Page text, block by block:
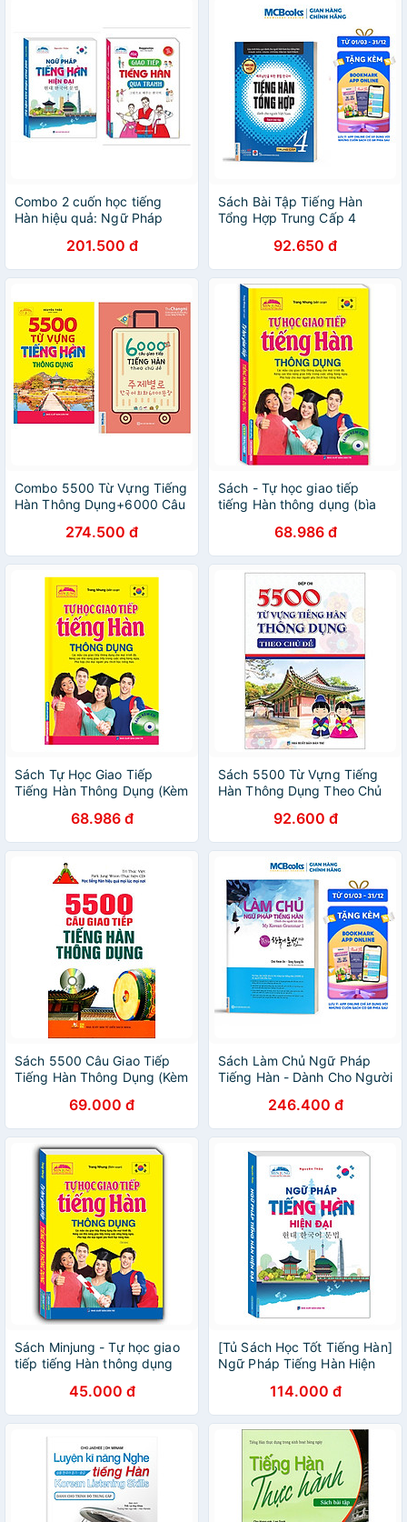
Combo 2 cuốn học tiếng
Hàn hiệu quả: Ngữ Pháp
Giao Tiếp Tiếng Hàn Qua
Tranh
201.500 đ
Sách Bài Tập Tiếng Hàn
Tổng Hợp Trung Cấp 4
92.650 đ
Combo 5500 Từ Vựng Tiếng
Hàn Thông Dụng+6000 Câu
274.500 đ
Sách - Tự học giao tiếp
tiếng Hàn thông dụng (bìa
68.986 đ
Sách Tự Học Giao Tiếp
Tiếng Hàn Thông Dụng (Kèm
68.986 đ
Sách 5500 Từ Vựng Tiếng
Hàn Thông Dụng Theo Chủ
92.600 đ
Sách 5500 Câu Giao Tiếp
Tiếng Hàn Thông Dụng (Kèm
69.000 đ
Sách Làm Chủ Ngữ Pháp
Tiếng Hàn - Dành Cho Người
246.400 đ
Sách Minjung - Tự học giao
tiếp tiếng Hàn thông dụng
45.000 đ
[Tủ Sách Học Tốt Tiếng Hàn]
Ngữ Pháp Tiếng Hàn Hiện
Tiếng Hàn Hiệu Qủa / Tặng
Kèm Bookmark Green Life)
114.000 đ